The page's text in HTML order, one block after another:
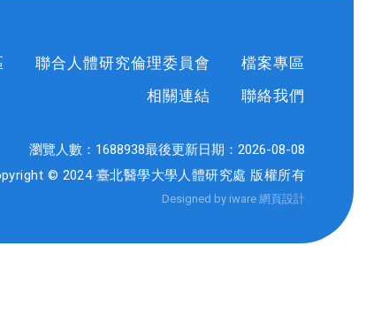
聯合人體研究倫理委員會
檔案專區
相關連結
聯絡我們
瀏覽人數： 1688938最後更新日期： 2026-08-08
© 2024 臺北醫學大學人體研究處 版權所有
Designed by iware 網頁設計